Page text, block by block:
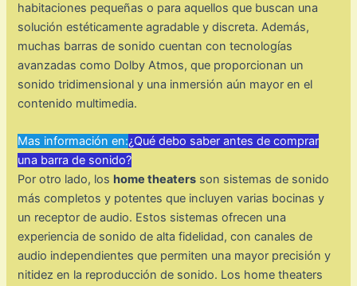
habitaciones pequeñas o para aquellos que buscan una
solución estéticamente agradable y discreta. Además,
muchas barras de sonido cuentan con tecnologías
avanzadas como Dolby Atmos, que proporcionan un
sonido tridimensional y una inmersión aún mayor en el
contenido multimedia.
Mas información en:¿Qué debo saber antes de comprar
una barra de sonido?
Por otro lado, los home theaters son sistemas de sonido
más completos y potentes que incluyen varias bocinas y
un receptor de audio. Estos sistemas ofrecen una
experiencia de sonido de alta fidelidad, con canales de
audio independientes que permiten una mayor precisión y
nitidez en la reproducción de sonido. Los home theaters